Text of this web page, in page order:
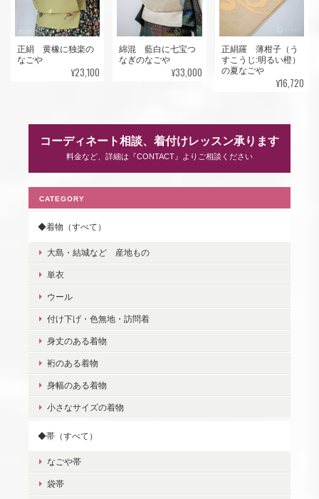
正絹 黄橡に独楽の
なごや
¥23,100
綿混 藍白に七宝つ
なぎのなごや
¥33,000
正絹羅 薄柑子（う
すこうじ:明るい橙）
の夏なごや
¥16,720
コーディネート相談、着付けレッスン承ります
料金など、詳細は『CONTACT』よりご相談ください
CATEGORY
◆着物（すべて）
大島・結城など 産地もの
単衣
ウール
付け下げ・色無地・訪問着
身丈のある着物
裄のある着物
身幅のある着物
小さなサイズの着物
◆帯（すべて）
なごや帯
袋帯